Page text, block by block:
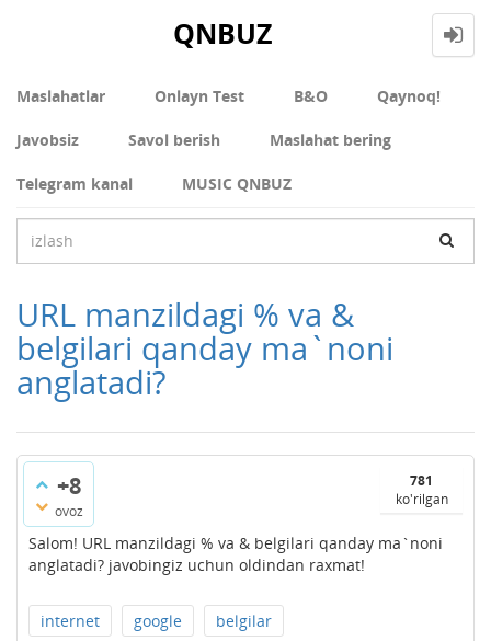
QNBUZ
Maslahatlar Onlayn Test В&О Qaynoq!
Javobsiz Savol berish Maslahat bering
Telegram kanal MUSIC QNBUZ
URL manzildagi % va &
belgilari qanday ma`noni
anglatadi?
+8
ovoz
781
ko'rilgan
Salom! URL manzildagi % va & belgilari qanday ma`noni
anglatadi? javobingiz uchun oldindan raxmat!
internet google belgilar